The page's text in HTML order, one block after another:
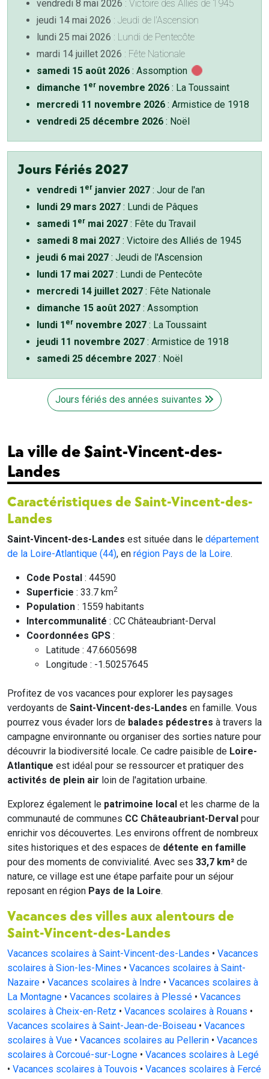
vendredi 8 mai 2026 : Victoire des Alliés de 1945
jeudi 14 mai 2026 : Jeudi de l'Ascension
lundi 25 mai 2026 : Lundi de Pentecôte
mardi 14 juillet 2026 : Fête Nationale
samedi 15 août 2026 : Assomption
dimanche 1 er novembre 2026 : La Toussaint
mercredi 11 novembre 2026 : Armistice de 1918
vendredi 25 décembre 2026 : Noël
Jours Fériés 2027
vendredi 1 er janvier 2027 : Jour de l'an
lundi 29 mars 2027 : Lundi de Pâques
samedi 1 er mai 2027 : Fête du Travail
samedi 8 mai 2027 : Victoire des Alliés de 1945
jeudi 6 mai 2027 : Jeudi de l'Ascension
lundi 17 mai 2027 : Lundi de Pentecôte
mercredi 14 juillet 2027 : Fête Nationale
dimanche 15 août 2027 : Assomption
lundi 1 er novembre 2027 : La Toussaint
jeudi 11 novembre 2027 : Armistice de 1918
samedi 25 décembre 2027 : Noël
Jours fériés des années suivantes
La ville de Saint-Vincent-des-
Landes
Caractéristiques de Saint-Vincent-des-
Landes
Saint-Vincent-des-Landes est située dans le département
de la Loire-Atlantique (44), en région Pays de la Loire.
Code Postal : 44590
Superficie : 33.7 km2
Population : 1559 habitants
Intercommunalité : CC Châteaubriant-Derval
Coordonnées GPS :
Latitude : 47.6605698
Longitude : -1.50257645
Profitez de vos vacances pour explorer les paysages
verdoyants de Saint-Vincent-des-Landes en famille. Vous
pourrez vous évader lors de balades pédestres à travers la
campagne environnante ou organiser des sorties nature pour
découvrir la biodiversité locale. Ce cadre paisible de Loire-
Atlantique est idéal pour se ressourcer et pratiquer des
activités de plein air loin de l'agitation urbaine.
Explorez également le patrimoine local et les charme de la
communauté de communes CC Châteaubriant-Derval pour
enrichir vos découvertes. Les environs offrent de nombreux
sites historiques et des espaces de détente en famille
pour des moments de convivialité. Avec ses 33,7 km² de
nature, ce village est une étape parfaite pour un séjour
reposant en région Pays de la Loire.
Vacances des villes aux alentours de
Saint-Vincent-des-Landes
Vacances scolaires à Saint-Vincent-des-Landes • Vacances
scolaires à Sion-les-Mines • Vacances scolaires à Saint-
Nazaire • Vacances scolaires à Indre • Vacances scolaires à
La Montagne • Vacances scolaires à Plessé • Vacances
scolaires à Cheix-en-Retz • Vacances scolaires à Rouans •
Vacances scolaires à Saint-Jean-de-Boiseau • Vacances
scolaires à Vue • Vacances scolaires au Pellerin • Vacances
scolaires à Corcoué-sur-Logne • Vacances scolaires à Legé
• Vacances scolaires à Touvois • Vacances scolaires à Fercé